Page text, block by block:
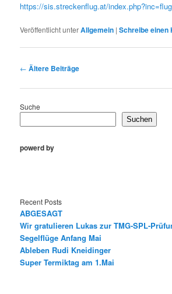
https://sis.streckenflug.at/
Veröffentlicht unterAllgemein |Schreibe einen
Beitragsnavigation
← Ältere Beiträge
Suche
Suchen
powerd by
Recent Posts
ABGESAGT
Wir gratulieren Lukas zur TMG-SPL-
Segelflüge Anfang Mai
Ableben Rudi Kneidinger
Super Termiktag am 1.Mai